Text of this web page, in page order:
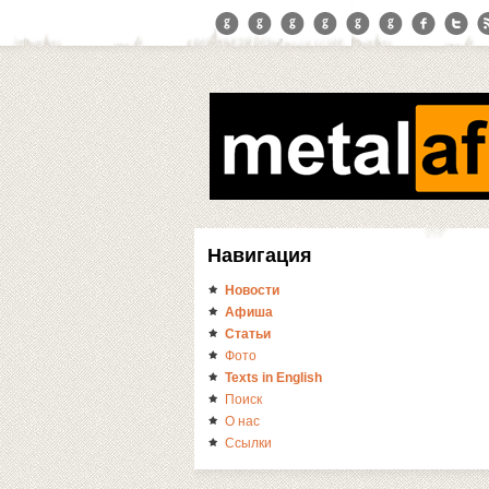
Навигация
Новости
Афиша
Статьи
Фото
Texts in English
Поиск
О нас
Ссылки